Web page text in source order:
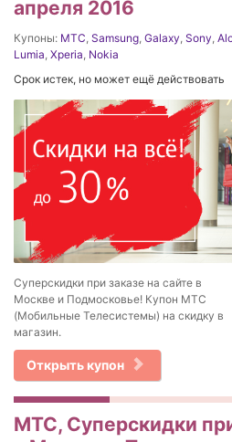
апреля 2016
Купоны: МТС, Samsung, Galaxy, Sony,
Lumia, Xperia, Nokia
Срок истек, но может ещё действовать
Суперскидки при заказе на сайте в
Москве и Подмосковье! Купон МТС
(Мобильные Телесистемы) на скидку в
магазин.
Открыть купон
МТС, Суперскидки